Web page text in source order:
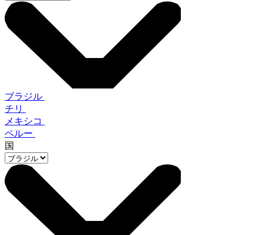
ブラジル
チリ
メキシコ
ペルー
国